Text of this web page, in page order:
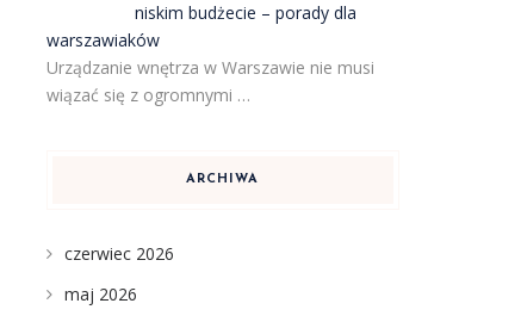
niskim budżecie – porady dla
warszawiaków
Urządzanie wnętrza w Warszawie nie musi
wiązać się z ogromnymi …
ARCHIWA
czerwiec 2026
maj 2026